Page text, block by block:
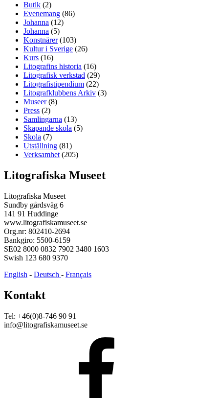
Butik (2)
Evenemang (86)
Johanna (12)
Johanna (5)
Konstnärer(103)
Kultur i Sverige (26)
Kurs (16)
Litografins historia (16)
Litografisk verkstad (29)
Litografistipendium (22)
Litografklubbens Arkiv (3)
Museer(8)
Press (2)
Samlingarna (13)
Skapande skola (5)
Skola (7)
Utställning (81)
Verksamhet (205)
Litografiska Museet
Litografiska Museet
Sundby gårdsväg 6
141 91 Huddinge
www.litografiskamuseet.se
Org.nr: 802410-2694
Bankgiro: 5500-6159
SE02 8000 0832 7902 3480 1603
Swish 123 680 9370
English - Deutsch - Français
Kontakt
Tel: +46(0)8-746 90 91
info@litografiskamuseet.se